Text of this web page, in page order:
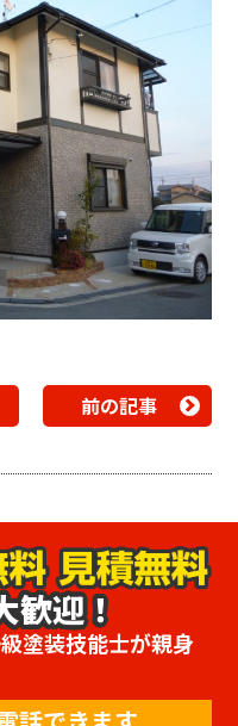
前の記事
歓迎！
塗装技能士が親身